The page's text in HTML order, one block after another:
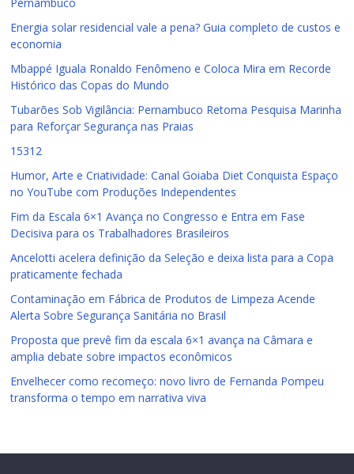
Pernambuco
Energia solar residencial vale a pena? Guia completo de custos e
economia
Mbappé Iguala Ronaldo Fenômeno e Coloca Mira em Recorde
Histórico das Copas do Mundo
Tubarões Sob Vigilância: Pernambuco Retoma Pesquisa Marinha
para Reforçar Segurança nas Praias
15312
Humor, Arte e Criatividade: Canal Goiaba Diet Conquista Espaço
no YouTube com Produções Independentes
Fim da Escala 6×1 Avança no Congresso e Entra em Fase
Decisiva para os Trabalhadores Brasileiros
Ancelotti acelera definição da Seleção e deixa lista para a Copa
praticamente fechada
Contaminação em Fábrica de Produtos de Limpeza Acende
Alerta Sobre Segurança Sanitária no Brasil
Proposta que prevê fim da escala 6×1 avança na Câmara e
amplia debate sobre impactos econômicos
Envelhecer como recomeço: novo livro de Fernanda Pompeu
transforma o tempo em narrativa viva